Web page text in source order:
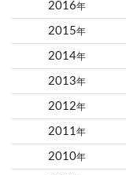
2016年
2015年
2014年
2013年
2012年
2011年
2010年